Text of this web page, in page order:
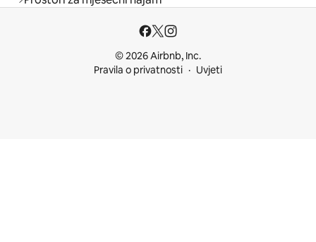
© 2026 Airbnb, Inc.
Pravila o privatnosti
Uvjeti